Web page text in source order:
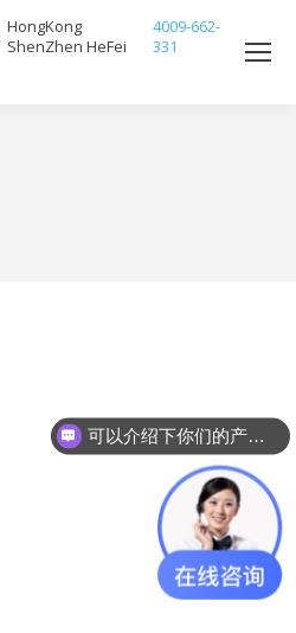
HongKong
ShenZhen HeFei
4009-662-
331
可以介绍下你们的产品么？